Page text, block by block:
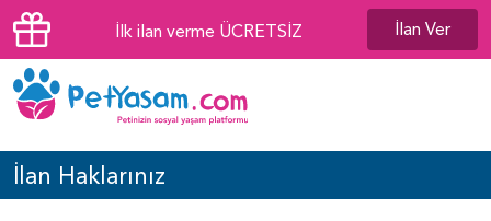
İlk ilan verme ÜCRETSİZ İlan Ver
İlan Haklarınız